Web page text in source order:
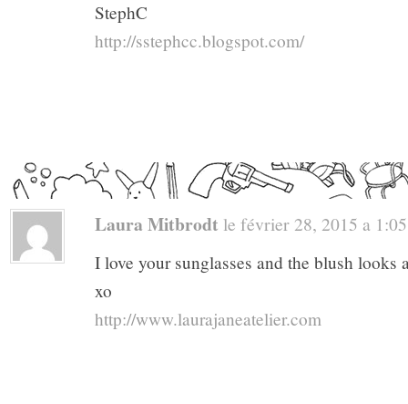
StephC
http://sstephcc.blogspot.com/
Laura Mitbrodt le février 28, 2015 a
I love your sunglasses and the blush looks
xo
http://www.laurajaneatelier.com